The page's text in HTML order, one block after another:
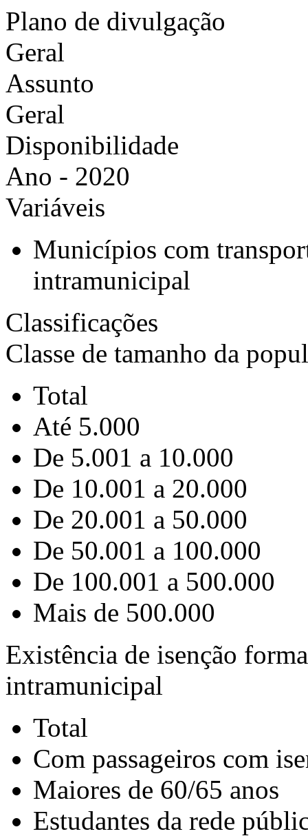
Plano de divulgação
Geral
Assunto
Geral
Disponibilidade
Ano - 2020
Variáveis
Municípios com
intramunicipal
Classificações
Classe de tamanho da
Total
Até 5.000
De 5.001 a 10.000
De 10.001 a 20.000
De 20.001 a 50.000
De 50.001 a 100.000
De 100.001 a 500.000
Mais de 500.000
Existência de isenção
intramunicipal
Total
Com passageiros com
Maiores de 60/65 anos
Estudantes da rede